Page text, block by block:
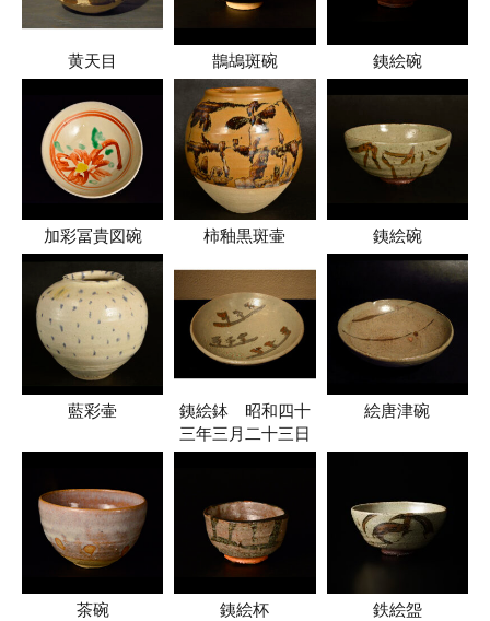
黄天目 鵲鴣斑碗 銕絵碗
加彩冨貴図碗 柿釉黒斑壷 銕絵碗
藍彩壷
銕絵鉢 昭和四十
三年三月二十三日
絵唐津碗
茶碗 銕絵杯 鉄絵盌